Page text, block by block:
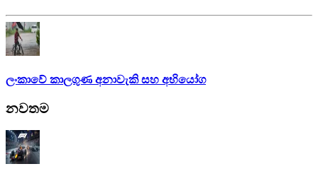
ලංකාවේ කාලගුණ අනාවැකි සහ අභියෝග
නවතම